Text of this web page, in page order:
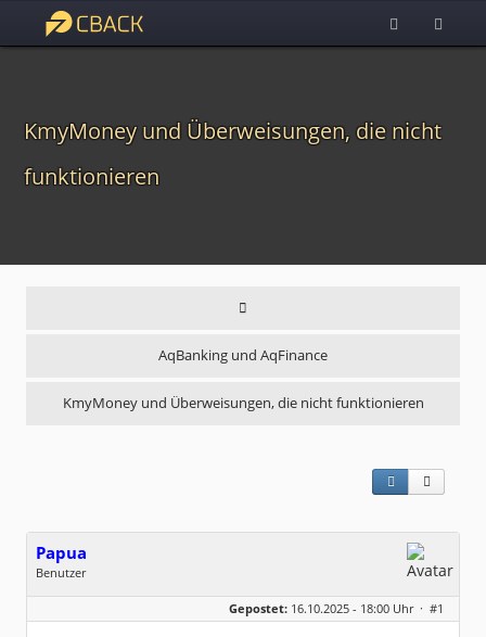
KmyMoney und Überweisungen, die nicht
funktionieren
AqBanking und AqFinance
KmyMoney und Überweisungen, die nicht funktionieren
Papua
Benutzer
Geschlecht:
keine Angabe
Dabei seit:
10 / 2025
Gepostet: 16.10.2025 - 18:00 Uhr · #1